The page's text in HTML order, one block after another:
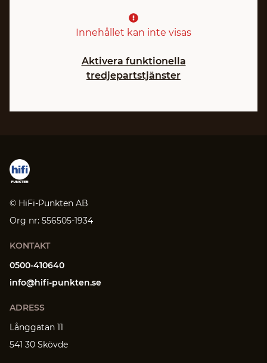
Innehållet kan inte visas
Aktivera funktionella
tredjepartstjänster
© HiFi-Punkten AB
Org nr: 556505-1934
KONTAKT
0500-410640
info@hifi-punkten.se
ADRESS
Långgatan 11
541 30 Skövde